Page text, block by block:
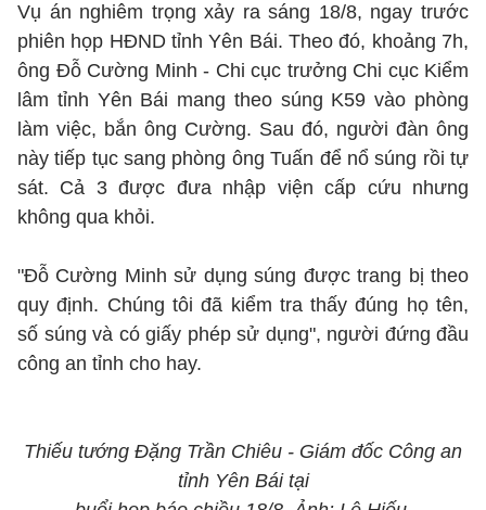
Vụ án nghiêm trọng xảy ra sáng 18/8, ngay trước
phiên họp HĐND tỉnh Yên Bái. Theo đó, khoảng 7h,
ông Đỗ Cường Minh - Chi cục trưởng Chi cục Kiểm
lâm tỉnh Yên Bái mang theo súng K59 vào phòng
làm việc, bắn ông Cường. Sau đó, người đàn ông
này tiếp tục sang phòng ông Tuấn để nổ súng rồi tự
sát. Cả 3 được đưa nhập viện cấp cứu nhưng
không qua khỏi.
"Đỗ Cường Minh sử dụng súng được trang bị theo
quy định. Chúng tôi đã kiểm tra thấy đúng họ tên,
số súng và có giấy phép sử dụng", người đứng đầu
công an tỉnh cho hay.
Thiếu tướng Đặng Trần Chiêu - Giám đốc Công an
tỉnh Yên Bái tại